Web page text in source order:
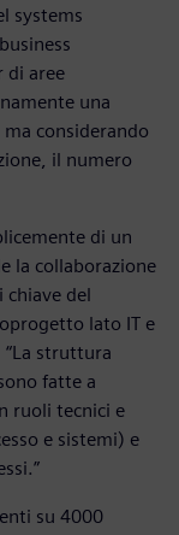
systems
di aree
una
considerando
il numero
di un
la collaborazione
chiave del
lato IT e
“La struttura
fatte a
ruoli tecnici e
e sistemi) e
su 4000